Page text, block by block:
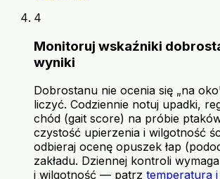
4
Monitoruj wskaźniki
wyniki
Dobrostanu nie ocenia się „na
liczyć. Codziennie notuj upadki,
chód (gait score) na próbie
czystość upierzenia i wilgotność
odbieraj ocenę opuszek łap
zakładu. Dziennej kontroli
i wilgotność — patrz temperatura